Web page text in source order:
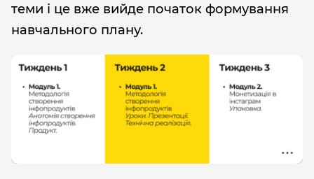
теми і це вже вийде початок формування
навчального плану.